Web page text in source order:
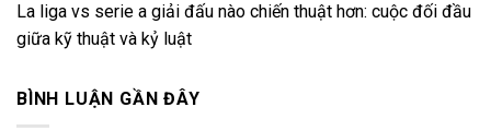
La liga vs serie a giải đấu nào chiến thuật hơn: cuộc đối đầu
giữa kỹ thuật và kỷ luật
BÌNH LUẬN GẦN ĐÂY